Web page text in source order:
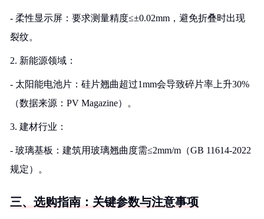
- 柔性显示屏：要求测量精度≤±0.02mm，避免折叠时出现
裂纹。
2. 新能源领域：
- 太阳能电池片：硅片翘曲超过1mm会导致碎片率上升30%
（数据来源：PV Magazine）。
3. 建材行业：
- 玻璃基板：建筑用玻璃翘曲度需≤2mm/m（GB 11614-2022
规定）。
三、选购指南：关键参数与注意事项